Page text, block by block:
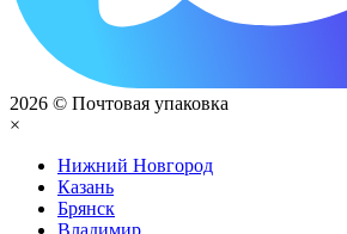
2026 © Почтовая упаковка
×
Нижний Нoвгород
Казань
Брянск
Владимир